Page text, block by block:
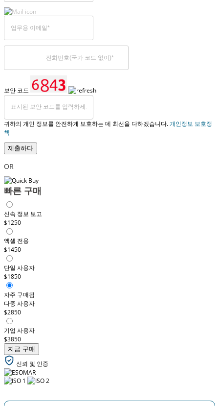
보안 코드
귀하의 개인 정보를 안전하게 보호하는 데 최선을 다하겠습니다.개인정보 보호정
책
제출하다
OR
빠른 구매
신속 정보 보고
$1250
엑셀 전용
$1450
단일 사용자
$1850
자주 구매됨
다중 사용자
$2850
기업 사용자
$3850
지금 구매
신뢰 및 인증